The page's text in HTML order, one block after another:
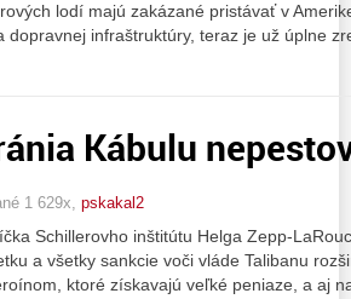
lodí majú zakázané pristávať v
dopravnej infraštruktúry, teraz je už úplne
Kábulu
1 629x, pskakal2
Schillerovho inštitútu Helga Zepp-
a všetky sankcie voči vláde Talibanu
ktoré získavajú veľké peniaze, a aj